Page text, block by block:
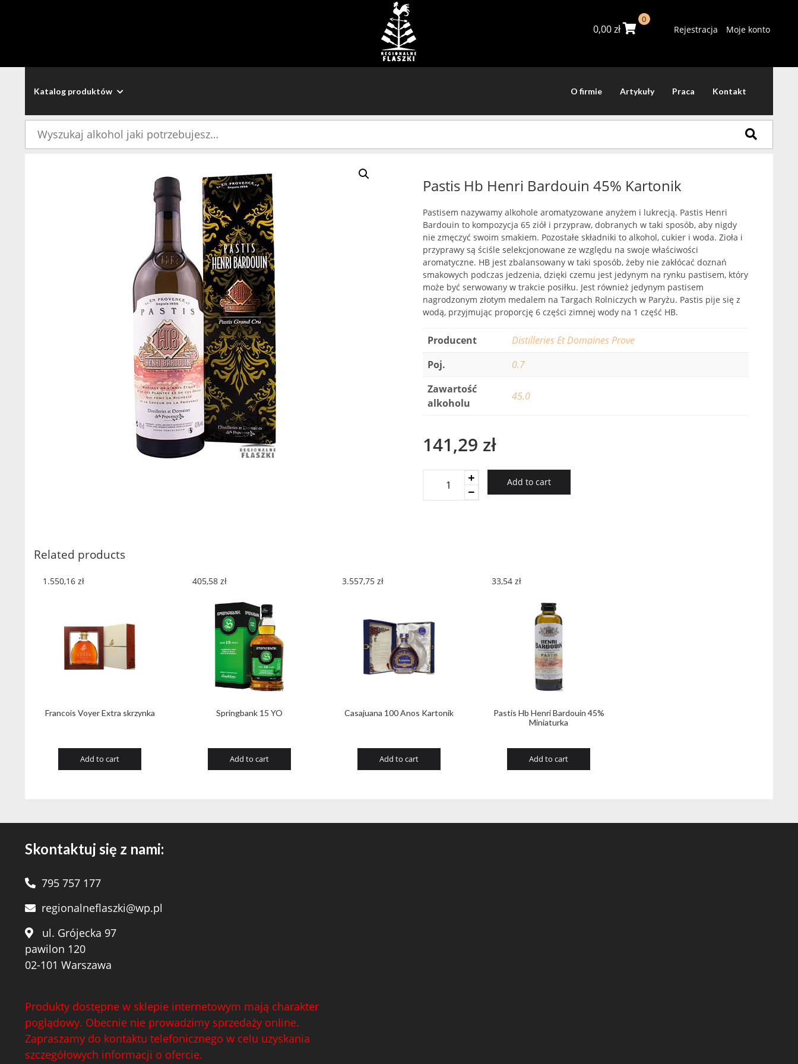
0,00zł
0
Rejestracja Moje konto
Katalog produktów O firmie Artykuły Praca Kontakt
Pastis Hb Henri Bardouin 45% Kartonik
Pastisem nazywamy alkohole aromatyzowane anyżem i lukrecją. Pastis Henri
Bardouin to kompozycja 65 ziół i przypraw, dobranych w taki sposób, aby nigdy
nie zmęczyć swoim smakiem. Pozostałe składniki to alkohol, cukier i woda. Zioła i
przyprawy są ściśle selekcjonowane ze względu na swoje właściwości
aromatyczne. HB jest zbalansowany w taki sposób, żeby nie zakłócać doznań
smakowych podczas jedzenia, dzięki czemu jest jedynym na rynku pastisem, który
może być serwowany w trakcie posiłku. Jest również jedynym pastisem
nagrodzonym złotym medalem na Targach Rolniczych w Paryżu. Pastis pije się z
wodą, przyjmując proporcję 6 części zimnej wody na 1 część HB.
Producent
Distilleries Et Domaines Prove
Poj.
0.7
Zawartość
alkoholu
45.0
141,29 zł
Add to cart
Related products
Francois Voyer Extra skrzynka
1.550,16 zł
Add to cart
Springbank 15 YO
405,58 zł
Add to cart
Casajuana 100 Anos Kartonik
3.557,75 zł
Add to cart
Pastis Hb Henri Bardouin 45%
Miniaturka
33,54 zł
Add to cart
Skontaktuj się z nami:
795 757 177
regionalneflaszki@wp.pl
ul. Grójecka 97
pawilon 120
02-101 Warszawa
Produkty dostępne w sklepie internetowym mają charakter
poglądowy. Obecnie nie prowadzimy sprzedaży online.
Zapraszamy do kontaktu telefonicznego w celu uzyskania
szczegółowych informacji o ofercie.